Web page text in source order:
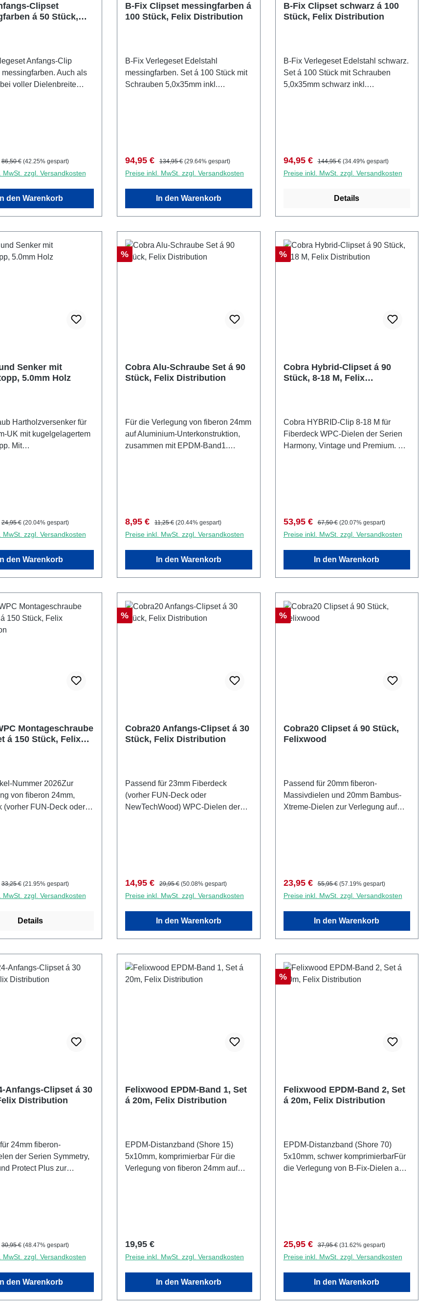
Clipset
á 50 Stück,
Anfangs-Clip
messingfarben. Auch als
voller Dielenbreite
Regulärer Preis:
86,50 € (42.25% gespart)
MwSt. zzgl. Versandkosten
In den Warenkorb
B-Fix Clipset messingfarben á
100 Stück, Felix Distribution
B-Fix Verlegeset Edelstahl
messingfarben. Set á 100 Stück mit
Schrauben 5,0x35mm inkl.
Verkaufspreis:
94,95 € Regulärer Preis:
134,95 € (29.64% gespart)
Preise inkl. MwSt. zzgl. Versandkosten
In den Warenkorb
B-Fix Clipset schwarz á 100
Stück, Felix Distribution
B-Fix Verlegeset Edelstahl schwarz.
Set á 100 Stück mit Schrauben
5,0x35mm schwarz inkl.
Verkaufspreis:
94,95 € Regulärer Preis:
144,95 € (34.49% gespart)
Preise inkl. MwSt. zzgl. Versandkosten
Details
Senker mit
5.0mm Holz
Hartholzversenker für
UK mit kugelgelagertem
Mit
Ersatzbohrer
Regulärer Preis:
24,95 € (20.04% gespart)
MwSt. zzgl. Versandkosten
In den Warenkorb
Rabatt
%
Cobra Alu-Schraube Set á 90
Stück, Felix Distribution
Für die Verlegung von fiberon 24mm
auf Aluminium-Unterkonstruktion,
zusammen mit EPDM-Band1.
Verkaufspreis:
8,95 € Regulärer Preis:
11,25 € (20.44% gespart)
Preise inkl. MwSt. zzgl. Versandkosten
In den Warenkorb
Rabatt
%
Cobra Hybrid-Clipset á 90
Stück, 8-18 M, Felix
Cobra HYBRID-Clip 8-18 M für
Fiberdeck WPC-Dielen der Serien
Harmony, Vintage und Premium. Set
Verkaufspreis:
53,95 € Regulärer Preis:
67,50 € (20.07% gespart)
Preise inkl. MwSt. zzgl. Versandkosten
In den Warenkorb
Montageschraube
á 150 Stück, Felix
Nummer 2026Zur
(vorher FUN-Deck oder
Regulärer Preis:
33,25 € (21.95% gespart)
MwSt. zzgl. Versandkosten
Details
Rabatt
%
Cobra20 Anfangs-Clipset á 30
Stück, Felix Distribution
Passend für 23mm Fiberdeck
(vorher FUN-Deck oder
NewTechWood) WPC-Dielen der
Verkaufspreis:
14,95 € Regulärer Preis:
29,95 € (50.08% gespart)
Preise inkl. MwSt. zzgl. Versandkosten
In den Warenkorb
Rabatt
%
Cobra20 Clipset á 90 Stück,
Felixwood
Passend für 20mm fiberon-
Massivdielen und 20mm Bambus-
Xtreme-Dielen zur Verlegung auf
Verkaufspreis:
23,95 € Regulärer Preis:
55,95 € (57.19% gespart)
Preise inkl. MwSt. zzgl. Versandkosten
In den Warenkorb
Anfangs-Clipset á 30
Distribution
fiberon-
der Serien Symmetry,
Protect Plus zur
Regulärer Preis:
30,95 € (48.47% gespart)
MwSt. zzgl. Versandkosten
In den Warenkorb
Felixwood EPDM-Band 1, Set
á 20m, Felix Distribution
EPDM-Distanzband (Shore 15)
5x10mm, komprimierbar Für die
Verlegung von fiberon 24mm auf
Regulärer Preis:
19,95 €
Preise inkl. MwSt. zzgl. Versandkosten
In den Warenkorb
Rabatt
%
Felixwood EPDM-Band 2, Set
á 20m, Felix Distribution
EPDM-Distanzband (Shore 70)
5x10mm, schwer komprimierbarFür
die Verlegung von B-Fix-Dielen auf
Verkaufspreis:
25,95 € Regulärer Preis:
37,95 € (31.62% gespart)
Preise inkl. MwSt. zzgl. Versandkosten
In den Warenkorb